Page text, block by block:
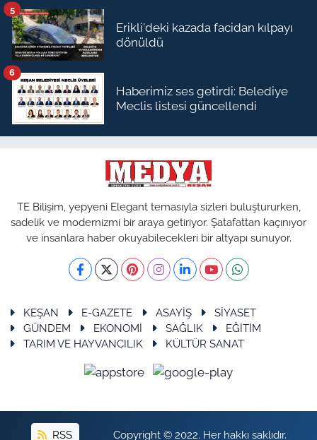
Erikli'deki kazada facidan kılpayı
dönüldü
5
Haberimiz ses getirdi: Belediye
Meclis listesi güncellendi
6
TE Bilişim, yepyeni Elegant temasıyla sizleri buluştururken,
sadelik ve modernizmi bir araya getiriyor. Şatafattan kaçınıyor
ve insanlara haber okuyabilecekleri bir altyapı sunuyor.
KEŞAN E-GAZETE ASAYİŞ
SİYASET
GÜNDEM
EKONOMİ SAĞLIK
EĞİTİM
TARIM VE HAYVANCILIK
KÜLTÜR SANAT
RSS Copyright © 2022. Her hakkı saklıdır.